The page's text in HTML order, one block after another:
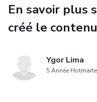
En savoir plus
créé le contenu
Ygor Lima
5 Année